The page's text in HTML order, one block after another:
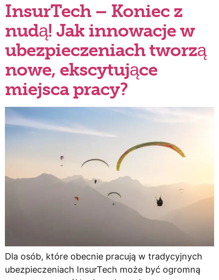
InsurTech – Koniec z
nudą! Jak innowacje w
ubezpieczeniach tworzą
nowe, ekscytujące
miejsca pracy?
Dla osób, które obecnie pracują w tradycyjnych
ubezpieczeniach InsurTech może być ogromną